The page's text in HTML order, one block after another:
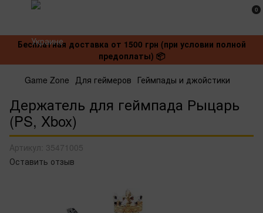
0
Бесплатная доставка от 1500 грн (при условии полной
предоплаты) 📦
Game Zone Для геймеров Геймпады и джойстики
Держатель для геймпада Рыцарь
(PS, Xbox)
Артикул: 35471005
Оставить отзыв